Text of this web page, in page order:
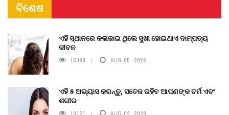
ବିଶେଷ
ଏହି ସ୍ଥାନରେ କଳାଜାଇ ଥିଲେ ସୁଖୀ ହୋଇଥାଏ ଦାମ୍ପତ୍ୟ
ଜୀବନ
15088 AUG 05, 2026
ଏହି ୫ ଅଭ୍ୟାସ କରନ୍ତୁ, ସତେଜ ରହିବ ଆପଣଙ୍କ ଚର୍ମ ଏବଂ
ଶରୀର
16121 AUG 02, 2026